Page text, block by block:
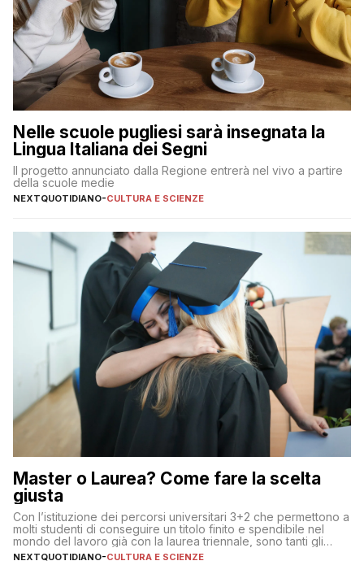
Nelle scuole pugliesi sarà insegnata la
Lingua Italiana dei Segni
Il progetto annunciato dalla Regione entrerà nel vivo a partire
della scuole medie
NEXTQUOTIDIANO-CULTURA E SCIENZE
Master o Laurea? Come fare la scelta
giusta
Con l’istituzione dei percorsi universitari 3+2 che permettono a
molti studenti di conseguire un titolo finito e spendibile nel
mondo del lavoro già con la laurea triennale, sono tanti gli
interrogativi che si pongono gli studenti una volta raggiunto
l’obiettivo di primo livello
NEXTQUOTIDIANO-CULTURA E SCIENZE